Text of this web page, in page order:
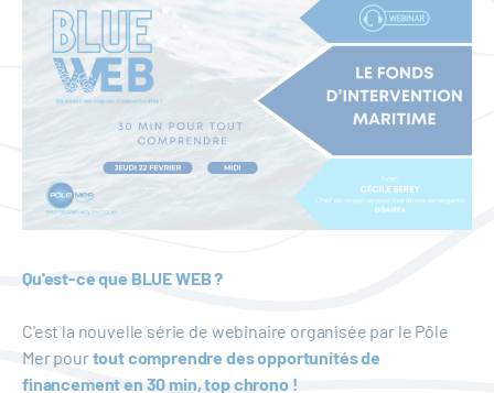
Qu'est-ce que BLUE WEB ?
C'est la nouvelle série de webinaire organisée par le Pôle
Mer pourtout comprendre des opportunités de
financement en 30 min, top chrono !